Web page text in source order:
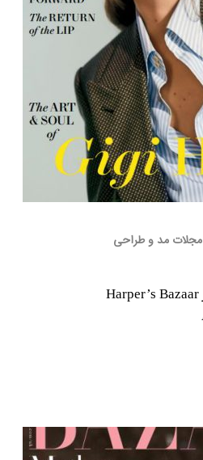
مجلات مد و طراحی
دانلود مجله هارپرز بازار Harper’s Bazaar